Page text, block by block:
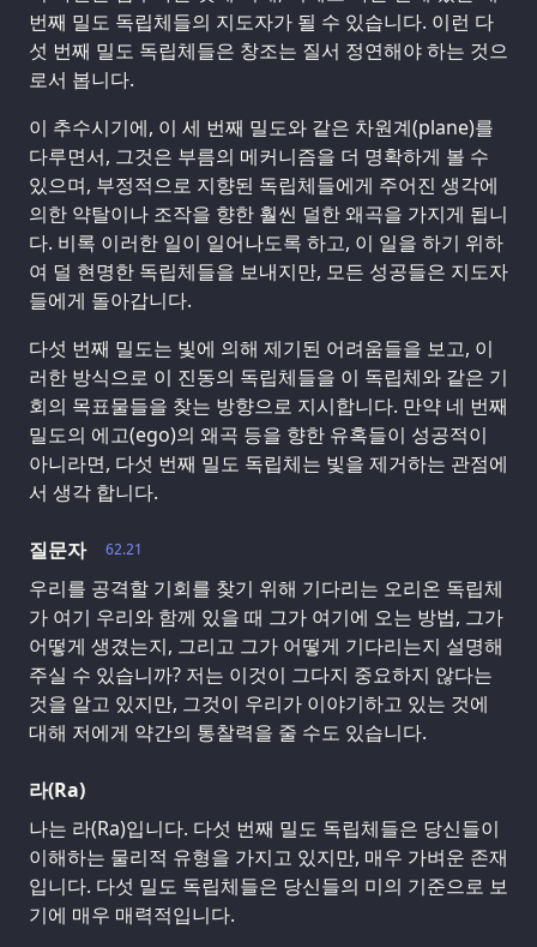
번째 밀도 독립체들의 지도자가 될 수 있습니다. 이런 다
섯 번째 밀도 독립체들은 창조는 질서 정연해야 하는 것으
로서 봅니다.
이 추수시기에, 이 세 번째 밀도와 같은 차원계(plane)를
다루면서, 그것은 부름의 메커니즘을 더 명확하게 볼 수
있으며, 부정적으로 지향된 독립체들에게 주어진 생각에
의한 약탈이나 조작을 향한 훨씬 덜한 왜곡을 가지게 됩니
다. 비록 이러한 일이 일어나도록 하고, 이 일을 하기 위하
여 덜 현명한 독립체들을 보내지만, 모든 성공들은 지도자
들에게 돌아갑니다.
다섯 번째 밀도는 빛에 의해 제기된 어려움들을 보고, 이
러한 방식으로 이 진동의 독립체들을 이 독립체와 같은 기
회의 목표물들을 찾는 방향으로 지시합니다. 만약 네 번째
밀도의 에고(ego)의 왜곡 등을 향한 유혹들이 성공적이
아니라면, 다섯 번째 밀도 독립체는 빛을 제거하는 관점에
서 생각 합니다.
62.21
질문자
우리를 공격할 기회를 찾기 위해 기다리는 오리온 독립체
가 여기 우리와 함께 있을 때 그가 여기에 오는 방법, 그가
어떻게 생겼는지, 그리고 그가 어떻게 기다리는지 설명해
주실 수 있습니까? 저는 이것이 그다지 중요하지 않다는
것을 알고 있지만, 그것이 우리가 이야기하고 있는 것에
대해 저에게 약간의 통찰력을 줄 수도 있습니다.
라(Ra)
나는 라(Ra)입니다. 다섯 번째 밀도 독립체들은 당신들이
이해하는 물리적 유형을 가지고 있지만, 매우 가벼운 존재
입니다. 다섯 밀도 독립체들은 당신들의 미의 기준으로 보
기에 매우 매력적입니다.